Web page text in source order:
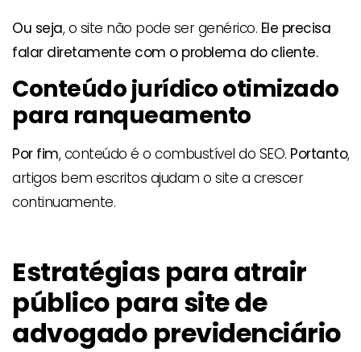
Ou seja, o site não pode ser genérico. Ele precisa
falar diretamente com o problema do cliente.
Conteúdo jurídico otimizado
para ranqueamento
Por fim, conteúdo é o combustível do SEO. Portanto,
artigos bem escritos ajudam o site a crescer
continuamente.
Estratégias para atrair
público para site de
advogado previdenciário